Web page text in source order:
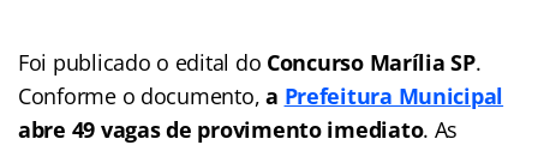
Foi publicado o edital do Concurso Marília SP.
Conforme o documento,a Prefeitura Municipal
abre 49 vagas de provimento imediato. As